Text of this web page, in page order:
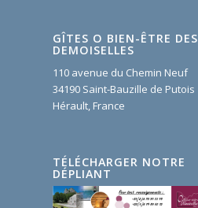
GÎTES O BIEN-ÊTRE DES
DEMOISELLES
110 avenue du Chemin Neuf
34190 Saint-Bauzille de Putois
Hérault, France
TÉLÉCHARGER NOTRE
DÉPLIANT